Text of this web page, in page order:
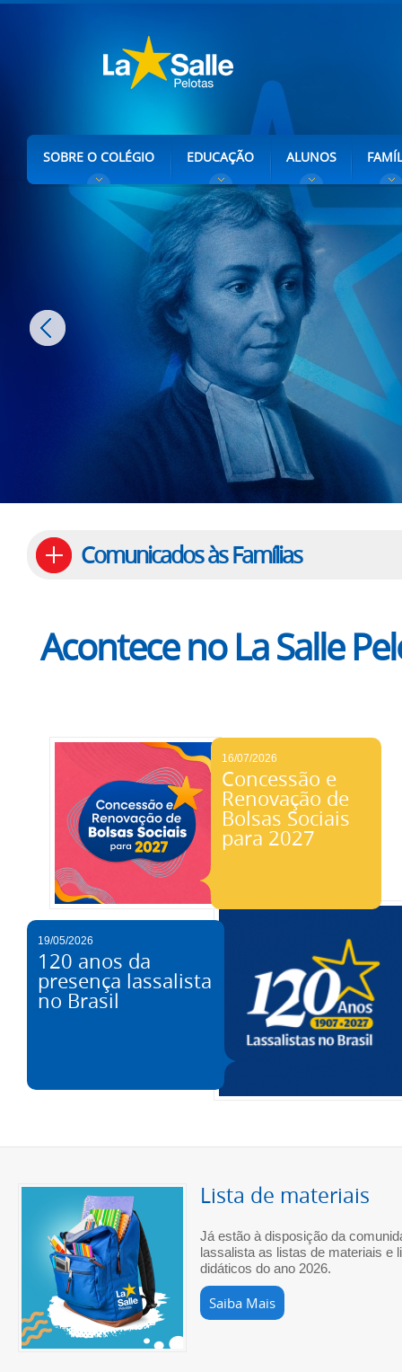
SOBRE O COLÉGIO EDUCAÇÃO ALUNOS
Comunicados às Famílias
Acontece no La Salle
16/07/2026
Concessão e
Renovação de
Bolsas Sociais
para 2027
19/05/2026
120 anos da
presença lassalista
no Brasil
Lista de materiais
Já estão à disposição da
lassalista as listas de materiais e
didáticos do ano 2026.
Saiba Mais